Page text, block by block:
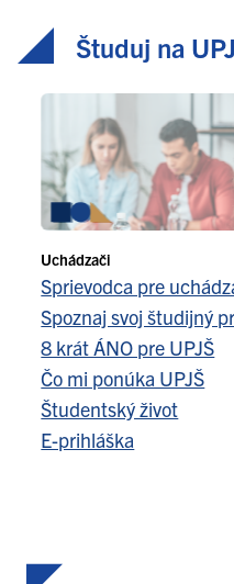
Študuj na
Uchádzači
Sprievodca pre
Spoznaj svoj študijný
8 krát ÁNO pre UPJŠ
Čo mi ponúka UPJŠ
Študentský život
E-prihláška